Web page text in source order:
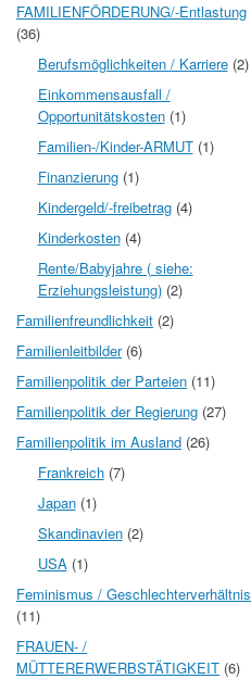
FAMILIENFÖRDERUNG/-Entlastung
(36)
Berufsmöglichkeiten / Karriere(2)
Einkommensausfall /
Opportunitätskosten(1)
Familien-/Kinder-ARMUT(1)
Finanzierung(1)
Kindergeld/-freibetrag(4)
Kinderkosten(4)
Rente/Babyjahre ( siehe:
Erziehungsleistung)(2)
Familienfreundlichkeit (2)
Familienleitbilder(6)
Familienpolitik der Parteien (11)
Familienpolitik der Regierung (27)
Familienpolitik im Ausland (26)
Frankreich(7)
Japan(1)
Skandinavien(2)
USA(1)
Feminismus / Geschlechterverhältnis
(11)
FRAUEN- /
MÜTTERERWERBSTÄTIGKEIT (6)